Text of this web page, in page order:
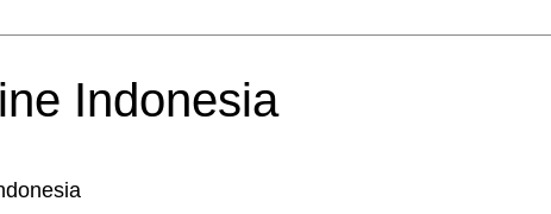
Indonesia